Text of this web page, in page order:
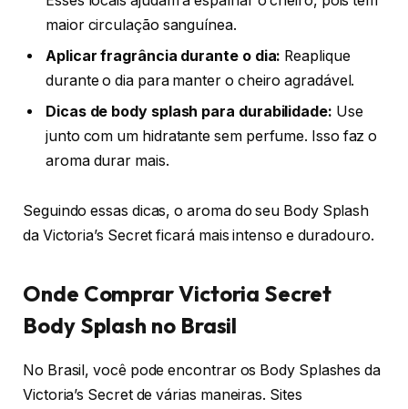
maior circulação sanguínea.
Aplicar fragrância durante o dia: Reaplique
durante o dia para manter o cheiro agradável.
Dicas de body splash para durabilidade: Use
junto com um hidratante sem perfume. Isso faz o
aroma durar mais.
Seguindo essas dicas, o aroma do seu Body Splash
da Victoria’s Secret ficará mais intenso e duradouro.
Onde Comprar Victoria Secret
Body Splash no Brasil
No Brasil, você pode encontrar os Body Splashes da
Victoria’s Secret de várias maneiras. Sites